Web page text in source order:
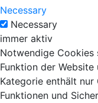
Necessary
Necessary
immer aktiv
Notwendige Cookies
Funktion der
Kategorie enthält
Funktionen und